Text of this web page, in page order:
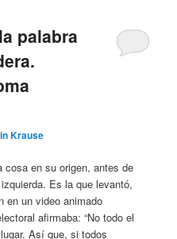
palabra
Krause
cosa en su origen, antes de
Es la que levantó,
en un video animado
afirmaba: “No todo el
Así que, si todos